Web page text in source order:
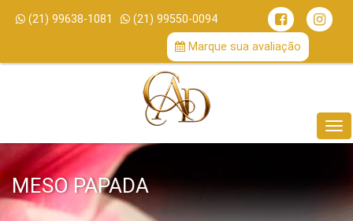
(21) 99638-1081 /
(21) 99550-0094
Marque sua avaliação
MESO PAPADA